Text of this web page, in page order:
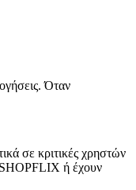
Όταν
σε κριτικές χρηστών
ή έχουν